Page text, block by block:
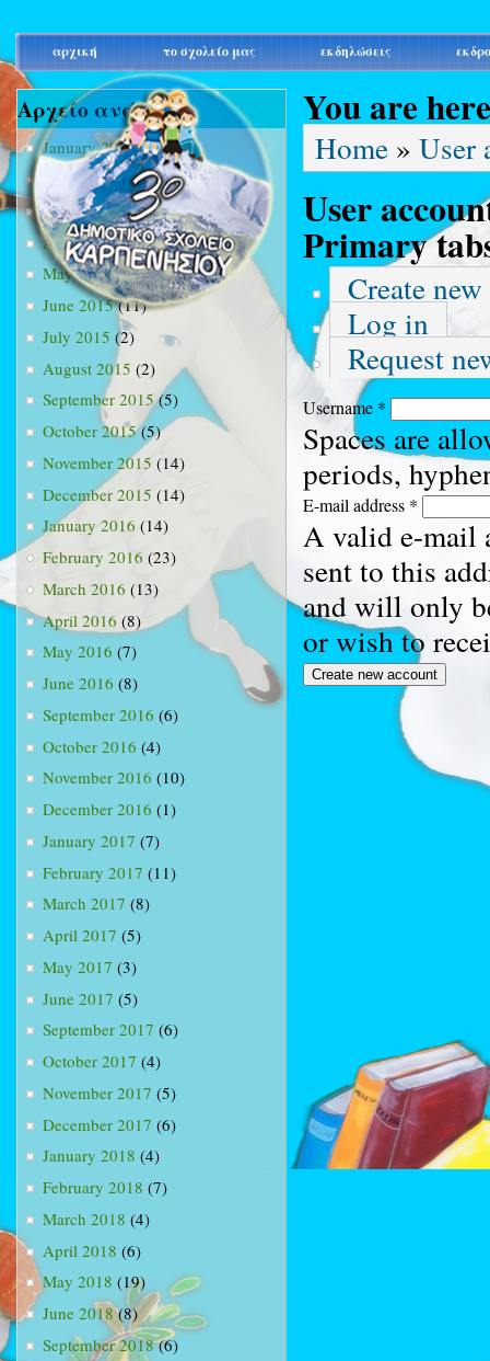
main_menu
αρχική το σχολείο μας εκδηλώσεις
Αρχείο ανά μήνα
January 2015(3)
February 2015(9)
March 2015(34)
April 2015(15)
May 2015(13)
June 2015(11)
July 2015 (2)
August 2015 (2)
September 2015(5)
October 2015(5)
November 2015 (14)
December 2015 (14)
January 2016 (14)
February 2016 (23)
March 2016 (13)
April 2016 (8)
May 2016 (7)
June 2016 (8)
September 2016 (6)
October 2016 (4)
November 2016 (10)
December 2016 (1)
January 2017 (7)
February 2017 (11)
March 2017 (8)
April 2017 (5)
May 2017 (3)
June 2017 (5)
September 2017 (6)
October 2017 (4)
November 2017 (5)
December 2017 (6)
January 2018 (4)
February 2018 (7)
March 2018 (4)
April 2018 (6)
May 2018 (19)
June 2018(8)
September 2018(6)
You are here
Home » User
User
Primary
Create
Log in
Request
Username *
Spaces are
periods,
E-mail address *
A valid e-mail
sent to this
and will only
or wish to